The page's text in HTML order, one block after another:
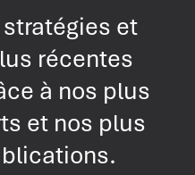
et
récentes
à nos plus
et nos plus